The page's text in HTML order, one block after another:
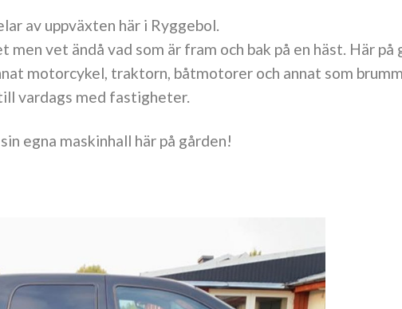
av uppväxten här i Ryggebol.
vet ändå vad som är fram och bak på en häst. Här på
motorcykel, traktorn, båtmotorer och annat som
vardags med fastigheter.
egna maskinhall här på gården!